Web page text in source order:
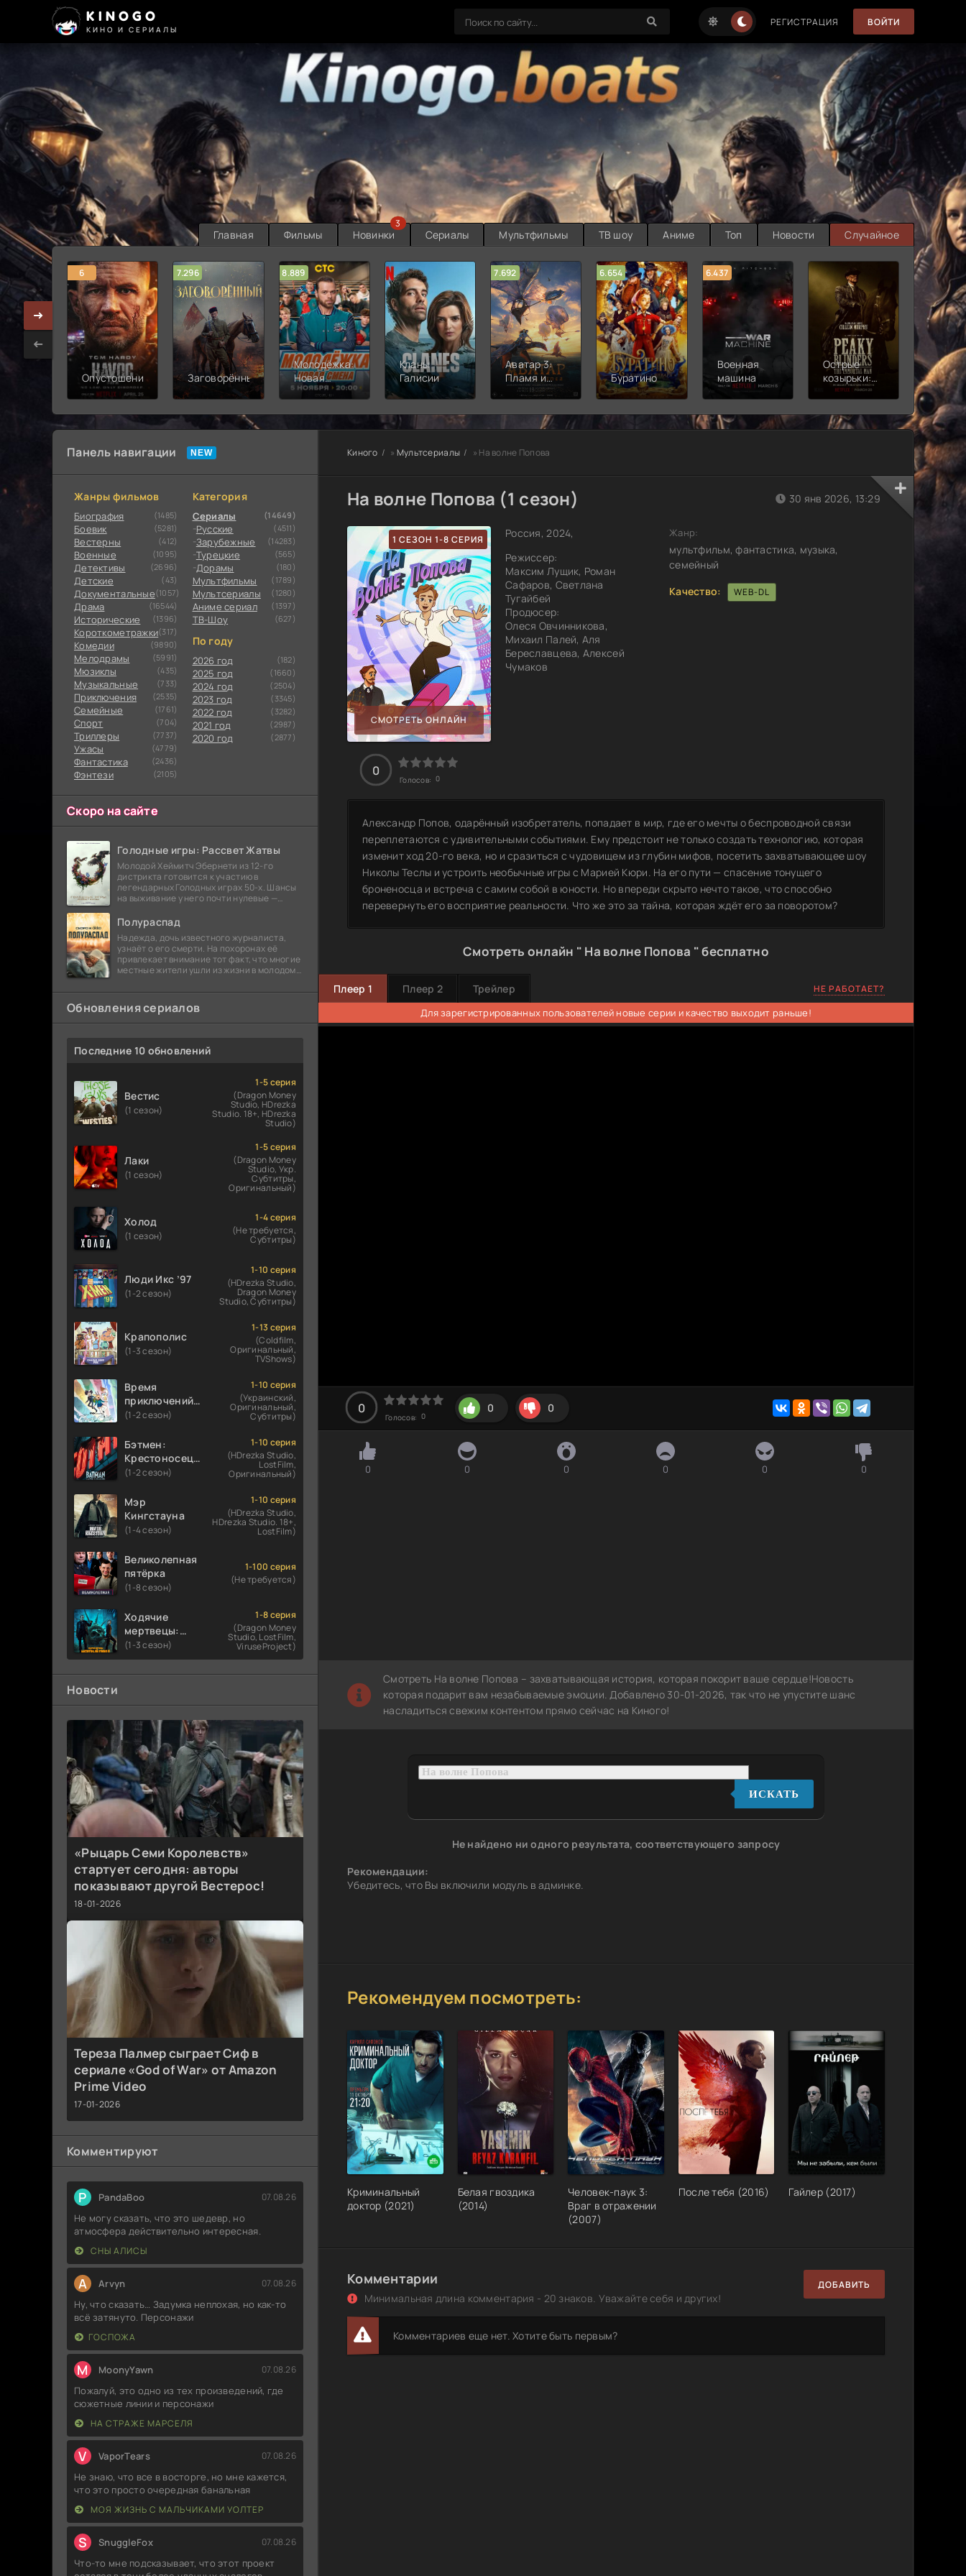
KINOGO
КИНО И СЕРИАЛЫ
РЕГИСТРАЦИЯ ВОЙТИ
Главная Фильмы Новинки
3
Сериалы Мультфильмы ТВ шоу Аниме Топ Новости Случайное
6
Опустошение
7.296
Заговорённый
8.889
Молодёжка:
Новая
смена
Кланы
Галисии
7.692
Аватар 3:
Пламя и
пепел
6.654
Буратино
6.437
Военная
машина
Острые
козырьки:
Бессмертный
7.187
2
Панель навигации
Жанры фильмов
Биография (1485)
Боевик (5281)
Вестерны (412)
Военные (1095)
Детективы (2696)
Детские (43)
Документальные(1057)
Драма (16544)
Исторические (1396)
Короткометражки(317)
Комедии (9890)
Мелодрамы (5991)
Мюзиклы (435)
Музыкальные (733)
Приключения (2535)
Семейные (1761)
Cпорт (704)
Триллеры (7737)
Ужасы (4779)
Фантастика (2436)
Фэнтези (2105)
Категория
Сериалы (14649)
Русские (4511)
Зарубежные (14283)
Турецкие (565)
Дорамы (180)
Мультфильмы (1789)
Мультсериалы (1280)
Аниме сериал (1397)
ТВ-Шоу (627)
По году
2026 год (182)
2025 год (1660)
2024 год (2504)
2023 год (3345)
2022 год (3282)
2021 год (2987)
2020 год (2877)
Скоро на сайте
Голодные игры: Рассвет Жатвы
Молодой Хеймитч Эбернети из 12-го
дистрикта готовится к участию в
легендарных Голодных играх 50-х. Шансы
на выживание у него почти нулевые —
победу еще сорок
Полураспад
Надежда, дочь известного журналиста,
узнаёт о его смерти. На похоронах её
привлекает внимание тот факт, что многие
местные жители ушли из жизни в молодом
бомбы
Обновления сериалов
Последние 10 обновлений
Вестис
(1 сезон)
1-5 серия
(Dragon Money
Studio, HDrezka
Studio. 18+, HDrezka
Studio)
Лаки
(1 сезон)
1-5 серия
(Dragon Money
Studio, Укр.
Субтитры,
Оригинальный)
Холод
(1 сезон)
1-4 серия
(Не требуется,
Субтитры)
Люди Икс ’97
(1-2 сезон)
1-10 серия
(HDrezka Studio,
Dragon Money
Studio, Субтитры)
Крапополис
(1-3 сезон)
1-13 серия
(Coldfilm,
Оригинальный,
TVShows)
Время
приключений:
Фионна и Кейк
(1-2 сезон)
1-10 серия
(Украинский,
Оригинальный,
Субтитры)
Бэтмен:
Крестоносец в
плаще
(1-2 сезон)
1-10 серия
(HDrezka Studio,
LostFilm,
Оригинальный)
Мэр
Кингстауна
(1-4 сезон)
1-10 серия
(HDrezka Studio,
HDrezka Studio. 18+,
LostFilm)
Великолепная
пятёрка
(1-8 сезон)
1-100 серия
(Не требуется)
Ходячие
мертвецы:
Мертвый
город
(1-3 сезон)
1-8 серия
(Dragon Money
Studio, LostFilm,
ViruseProject)
Новости
«Рыцарь Семи Королевств»
стартует сегодня: авторы
показывают другой Вестерос!
18-01-2026
Тереза Палмер сыграет Сиф в
сериале «God of War» от Amazon
Prime Video
17-01-2026
Комментируют
P PandaBoo 07.08.26
Не могу сказать, что это шедевр, но
атмосфера действительно интересная.
СНЫ АЛИСЫ
A Arvyn 07.08.26
Ну, что сказать… Задумка неплохая, но как-то
всё затянуто. Персонажи
ГОСПОЖА
M MoonyYawn 07.08.26
Пожалуй, это одно из тех произведений, где
сюжетные линии и персонажи
НА СТРАЖЕ МАРСЕЛЯ
V VaporTears 07.08.26
Не знаю, что все в восторге, но мне кажется,
что это просто очередная банальная
МОЯ ЖИЗНЬ С МАЛЬЧИКАМИ УОЛТЕР
S SnuggleFox 07.08.26
Что-то мне подсказывает, что этот проект
Киного » Мультсериалы » На волне Попова
На волне Попова (1 сезон)
1 СЕЗОН 1-8 СЕРИЯ
СМОТРЕТЬ ОНЛАЙН
Россия, 2024,
Режиссер:
Максим Лущик, Роман
Сафаров, Светлана
Тугайбей
Продюсер:
Олеся Овчинникова,
Михаил Палей, Аля
Береславцева, Алексей
Чумаков
30 янв 2026, 13:29
Жанр:
мультфильм, фантастика, музыка,
семейный
Качество:
WEB-DL
0
Голосов: 0
Александр Попов, одарённый изобретатель, попадает в мир, где его мечты о беспроводной связи
переплетаются с удивительными событиями. Ему предстоит не только создать технологию, которая
изменит ход 20-го века, но и сразиться с чудовищем из глубин мифов, посетить захватывающее шоу
Николы Теслы и устроить необычные игры с Марией Кюри. На его пути — спасение тонущего
броненосца и встреча с самим собой в юности. Но впереди скрыто нечто такое, что способно
перевернуть его восприятие реальности. Что же это за тайна, которая ждёт его за поворотом?
Смотреть онлайн " На волне Попова " бесплатно
Плеер 1 Плеер 2 Трейлер НЕ РАБОТАЕТ?
Для зарегистрированных пользователей новые серии и качество выходит раньше!
0
Голосов: 0
0 0
0 0 0 0 0 0
Смотреть На волне Попова – захватывающая история, которая покорит ваше сердце!Новость
которая подарит вам незабываемые эмоции. Добавлено 30-01-2026, так что не упустите шанс
насладиться свежим контентом прямо сейчас на Киного!
ИСКАТЬ
Не найдено ни одного результата, соответствующего запросу
Рекомендации:
Убедитесь, что Вы включили модуль в админке.
Рекомендуем посмотреть:
Криминальный
доктор (2021)
Белая гвоздика
(2014)
Человек-паук 3:
Враг в отражении
(2007)
После тебя (2016) Гайлер (2017)
Комментарии
Минимальная длина комментария - 20 знаков. Уважайте себя и других!
ДОБАВИТЬ
Комментариев еще нет. Хотите быть первым?